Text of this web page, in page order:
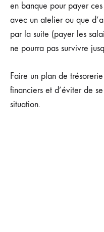
en banque pour payer
avec un atelier ou que
par la suite (payer les
ne pourra pas survivre
Faire un plan de
financiers et d’éviter de
situation.